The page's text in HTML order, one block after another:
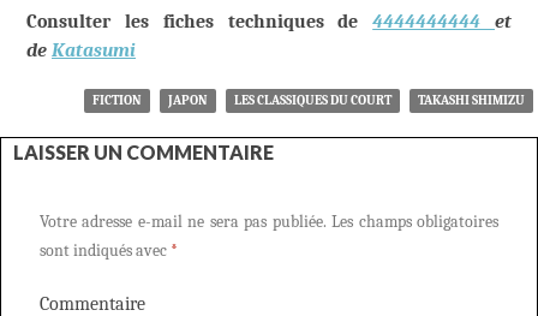
Consulter les fiches techniques de4444444444et
de Katasumi
FICTION JAPON LES CLASSIQUES DU COURT TAKASHI SHIMIZU
LAISSER UN COMMENTAIRE
Votre adresse e-mail ne sera pas publiée. Les champs obligatoires
sont indiqués avec *
Commentaire